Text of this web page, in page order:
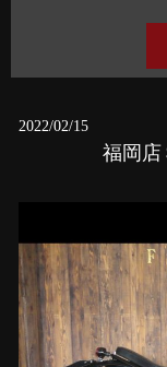
2022/02/15
福岡